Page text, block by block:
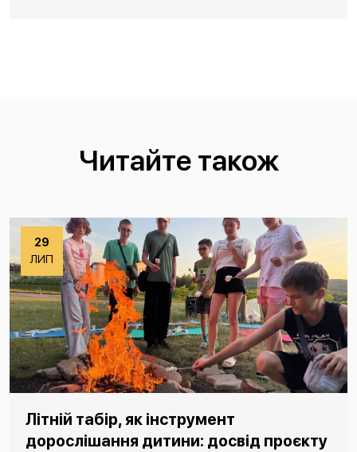
Читайте також
29
ЛИП
Літній табір, як інструмент
дорослішання дитини: досвід проєкту